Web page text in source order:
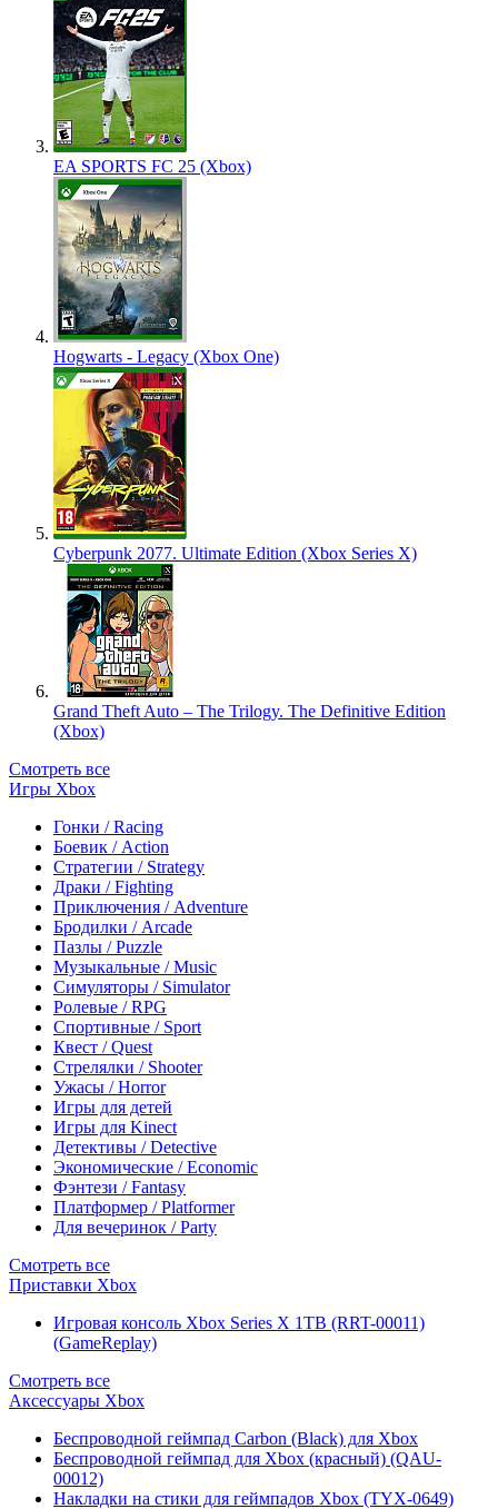
EA SPORTS FC 25 (Xbox)
Hogwarts - Legacy (Xbox One)
Cyberpunk 2077. Ultimate Edition (Xbox Series X)
Grand Theft Auto – The Trilogy. The Definitive Edition
(Xbox)
Смотреть все
Игры Xbox
Гонки / Racing
Боевик / Action
Стратегии / Strategy
Драки / Fighting
Приключения / Adventure
Бродилки / Arcade
Пазлы / Puzzle
Музыкальные / Music
Симуляторы / Simulator
Ролевые / RPG
Спортивные / Sport
Квест / Quest
Стрелялки / Shooter
Ужасы / Horror
Игры для детей
Игры для Kinect
Детективы / Detective
Экономические / Economic
Фэнтези / Fantasy
Платформер / Platformer
Для вечеринок / Party
Смотреть все
Приставки Xbox
Игровая консоль Xbox Series X 1TB (RRT-00011)
(GameReplay)
Смотреть все
Аксессуары Xbox
Беспроводной геймпад Carbon (Black) для Xbox
Беспроводной геймпад для Xbox (красный) (QAU-
00012)
Накладки на стики для геймпадов Xbox (TYX-0649)